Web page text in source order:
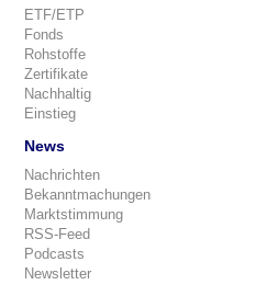
ETF/ETP
Fonds
Rohstoffe
Zertifikate
Nachhaltig
Einstieg
News
Nachrichten
Bekanntmachungen
Marktstimmung
RSS-Feed
Podcasts
Newsletter